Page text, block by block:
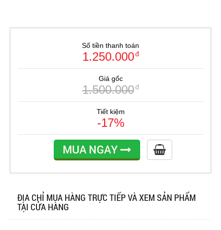
Số tiền thanh toán
1.250.000đ
Giá gốc
1.500.000đ
Tiết kiệm
-17%
MUA NGAY
ĐỊA CHỈ MUA HÀNG TRỰC TIẾP VÀ XEM SẢN PHẨM
TẠI CỬA HÀNG